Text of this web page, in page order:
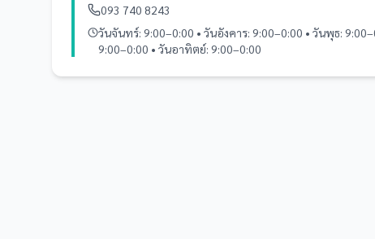
093 740 8243
วันจันทร์: 9:00–0:00 • วันอังคาร: 9:00–0:00 • วันพุธ:
9:00–0:00 • วันอาทิตย์: 9:00–0:00